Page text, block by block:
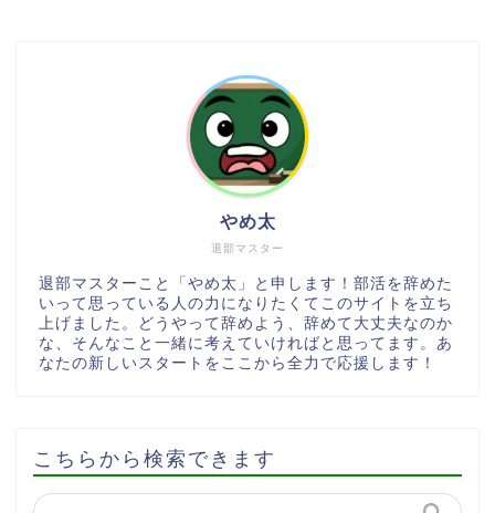
退部マスター
やめ太
退部マスターこと「やめ太」と申します！部活を辞めた
いって思っている人の力になりたくてこのサイトを立ち
上げました。どうやって辞めよう、辞めて大丈夫なのか
な、そんなこと一緒に考えていければと思ってます。あ
なたの新しいスタートをここから全力で応援します！
こちらから検索できます